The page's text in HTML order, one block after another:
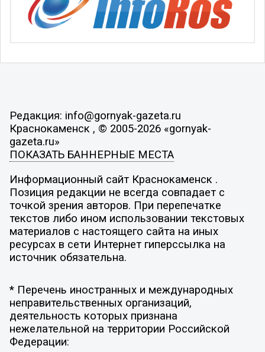
Редакция: info@gornyak-gazeta.ru
Краснокаменск , © 2005-2026 «gornyak-
gazeta.ru»
ПОКАЗАТЬ БАННЕРНЫЕ МЕСТА
Информационный сайт Краснокаменск .
Позиция редакции не всегда совпадает с
точкой зрения авторов. При перепечатке
текстов либо ином использовании текстовых
материалов с настоящего сайта на иных
ресурсах в сети Интернет гиперссылка на
источник обязательна.
* Перечень иностранных и международных
неправительственных организаций,
деятельность которых признана
нежелательной на территории Российской
Федерации: